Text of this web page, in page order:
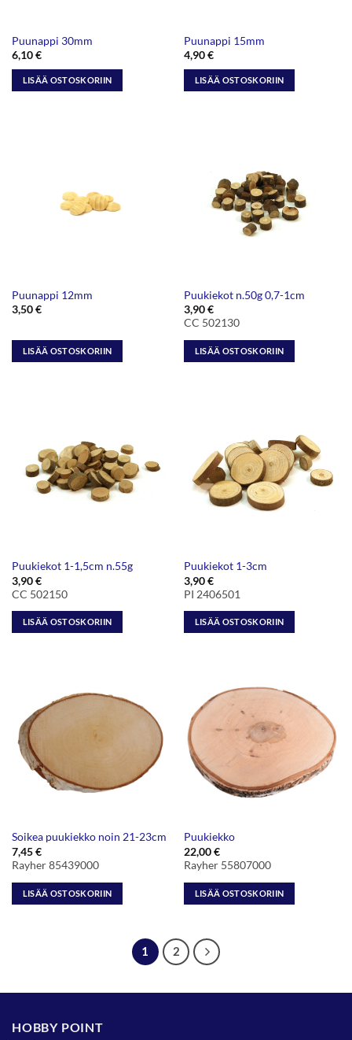
Puunappi 30mm
6,10€
LISÄÄ OSTOSKORIIN
Puunappi 15mm
4,90€
LISÄÄ OSTOSKORIIN
Puunappi 12mm
3,50€
LISÄÄ OSTOSKORIIN
Puukiekot n.50g 0,7-1cm
3,90€
CC 502130
LISÄÄ OSTOSKORIIN
Puukiekot 1-1,5cm n.55g
3,90€
CC 502150
LISÄÄ OSTOSKORIIN
Puukiekot 1-3cm
3,90€
PI 2406501
LISÄÄ OSTOSKORIIN
Soikea puukiekko noin 21-23cm
7,45€
Rayher 85439000
LISÄÄ OSTOSKORIIN
Puukiekko
22,00€
Rayher 55807000
LISÄÄ OSTOSKORIIN
1 2
HOBBY POINT